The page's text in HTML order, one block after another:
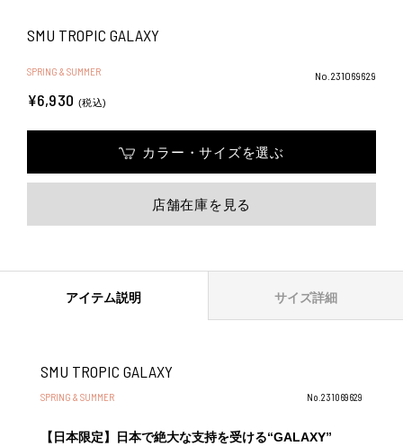
SMU TROPIC GALAXY
SPRING & SUMMER No.231069629
¥6,930 (税込)
カラー・サイズを選ぶ
店舗在庫を見る
アイテム説明 サイズ詳細
SMU TROPIC GALAXY
SPRING & SUMMER No.231069629
【日本限定】日本で絶大な支持を受ける“GALAXY”